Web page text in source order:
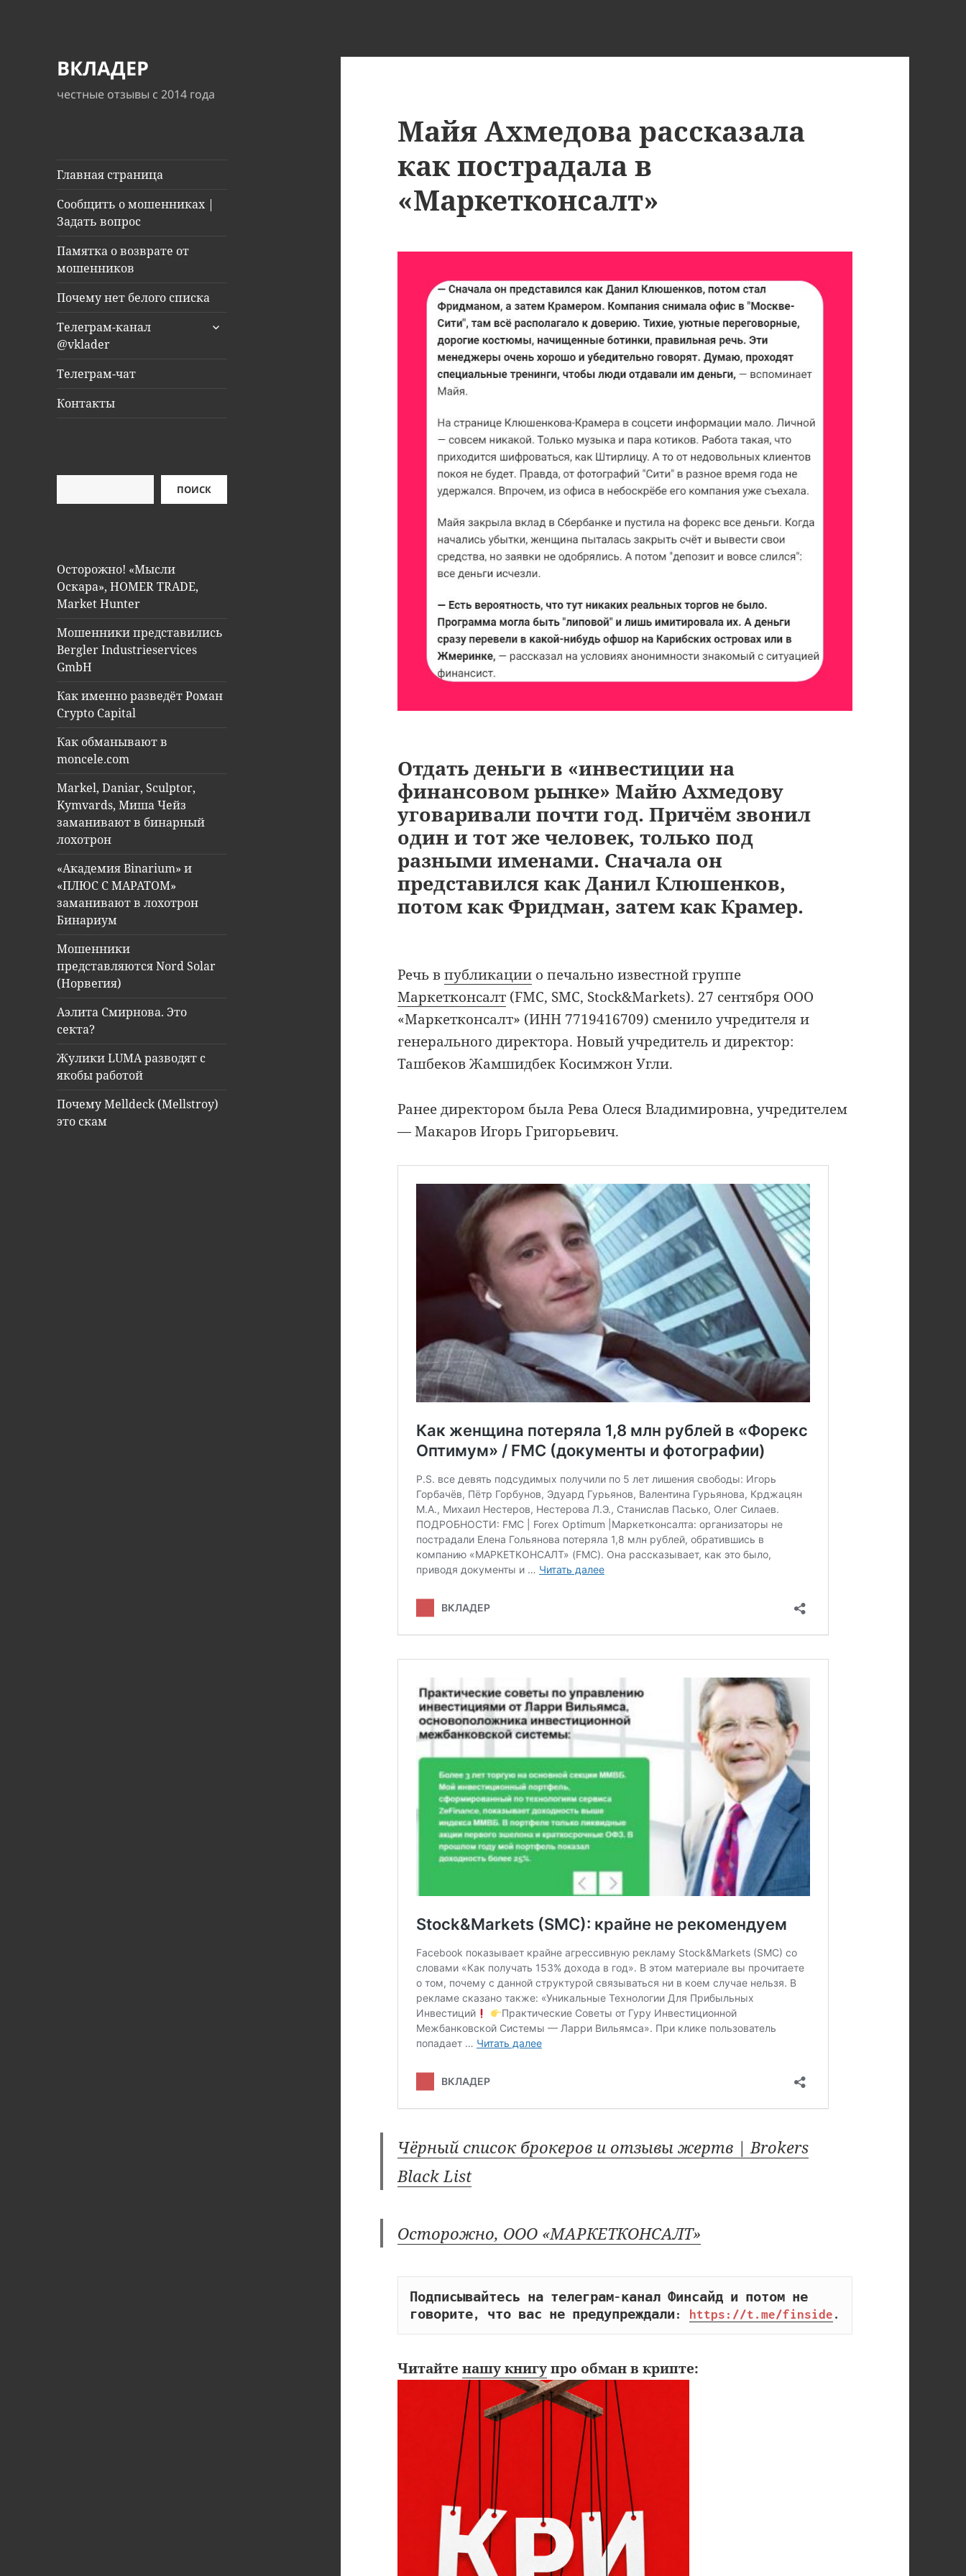
ВКЛАДЕР
честные отзывы с 2014 года
Главная страница
Сообщить о мошенниках |
Задать вопрос
Памятка о возврате от
мошенников
Почему нет белого списка
Телеграм-канал
@vklader
раскрыть
Телеграм-чат
Контакты
ПОИСК
Осторожно! «Мысли
Оскара», HOMER TRADE,
Market Hunter
Мошенники представились
Bergler Industrieservices
GmbH
Как именно разведёт Роман
Crypto Capital
Как обманывают в
moncele.com
Markel, Daniar, Sculptor,
Kymvards, Миша Чейз
заманивают в бинарный
лохотрон
«Академия Binarium» и
«ПЛЮС С МАРАТОМ»
заманивают в лохотрон
Бинариум
Мошенники
представляются Nord Solar
(Норвегия)
Аэлита Смирнова. Это
секта?
Жулики LUMA разводят с
якобы работой
Почему Melldeck (Mellstroy)
это скам
Майя Ахмедова рассказала
как пострадала в
«Маркетконсалт»
Отдать деньги в «инвестиции на
финансовом рынке» Майю Ахмедову
уговаривали почти год. Причём звонил
один и тот же человек, только под
разными именами. Сначала он
представился как Данил Клюшенков,
потом как Фридман, затем как Крамер.
Речь впубликации о печально известной группе
Маркетконсалт (FMC, SMC, Stock&Markets). 27 сентября ООО
«Маркетконсалт» (ИНН 7719416709) сменило учредителя и
генерального директора. Новый учредитель и директор:
Ташбеков Жамшидбек Косимжон Угли.
Ранее директором была Рева Олеся Владимировна, учредителем
— Макаров Игорь Григорьевич.
Чёрный список брокеров и отзывы жертв | Brokers
Black List
Осторожно, ООО «МАРКЕТКОНСАЛТ»
Подписывайтесь на телеграм-канал Финсайд и потом не
говорите, что вас не предупреждали: https://t.me/finside .
Читайтенашу книгупро обман в крипте: